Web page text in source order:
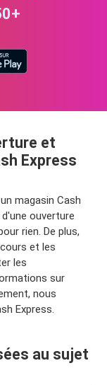
et
Express
magasin Cash
ouverture
rien. De plus,
et les
les
sur
nous
Express.
au sujet